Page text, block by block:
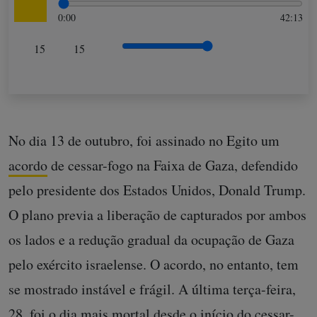
0:00 42:13
15 15
No dia 13 de outubro, foi assinado no Egito um
acordode cessar-fogo na Faixa de Gaza, defendido
pelo presidente dos Estados Unidos, Donald Trump.
O plano previa a liberação de capturados por ambos
os lados e a redução gradual da ocupação de Gaza
pelo exército israelense. O acordo, no entanto, tem
se mostrado instável e frágil. A última terça-feira,